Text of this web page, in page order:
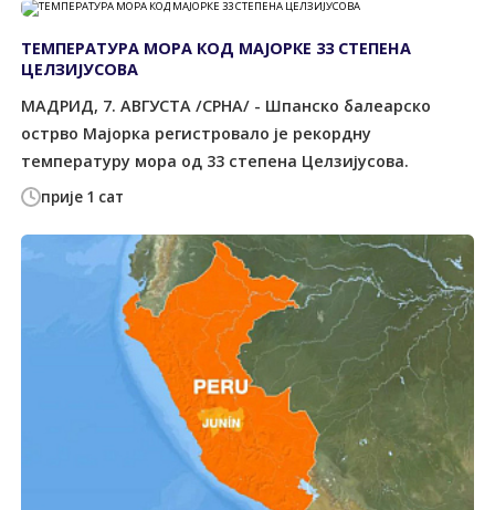
прије 1 сат
ТЕМПЕРАТУРА МОРА КОД МАЈОРКЕ 33 СТЕПЕНА
ЦЕЛЗИЈУСОВА
МАДРИД, 7. АВГУСТА /СРНА/ - Шпанско балеарско
острво Мајорка регистровало је рекордну
температуру мора од 33 степена Целзијусова.